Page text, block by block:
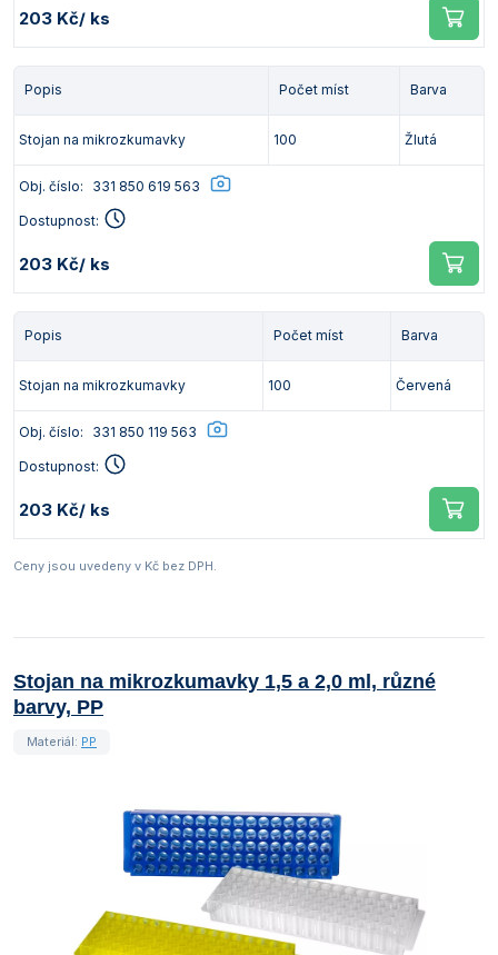
203 Kč/ ks
Popis Počet míst Barva
Stojan na mikrozkumavky 100 Žlutá
Obj. číslo: 331 850 619 563
Dostupnost:
203 Kč/ ks
Popis Počet míst Barva
Stojan na mikrozkumavky 100 Červená
Obj. číslo: 331 850 119 563
Dostupnost:
203 Kč/ ks
Ceny jsou uvedeny v Kč bez DPH.
Stojan na mikrozkumavky 1,5 a 2,0 ml, různé
barvy, PP
Materiál: PP